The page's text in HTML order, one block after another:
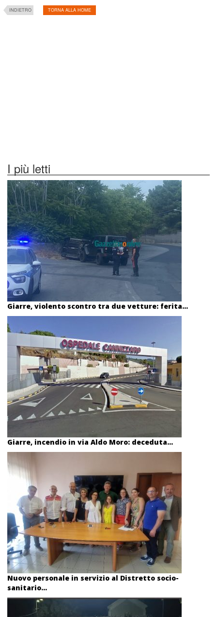
INDIETRO TORNA ALLA HOME
I più letti
Giarre, violento scontro tra due vetture: ferita...
Giarre, incendio in via Aldo Moro: deceduta...
Nuovo personale in servizio al Distretto socio-
sanitario...